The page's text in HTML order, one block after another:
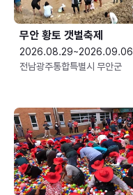
무안 황토 갯벌축제
2026.08.29~2026.09.06
전남광주통합특별시 무안군